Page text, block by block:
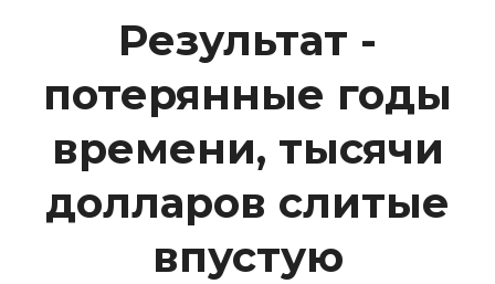
Результат -
потерянные годы
времени, тысячи
долларов слитые
впустую